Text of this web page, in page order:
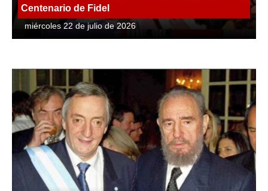
Centenario de Fidel
miércoles 22 de julio de 2026